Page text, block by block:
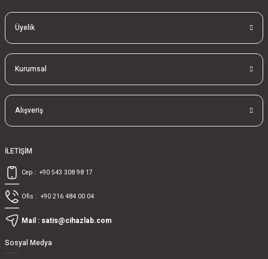
Üyelik
Kurumsal
Alışveriş
İLETİŞİM
Cep : +90 543 308 98 17
Ofis : +90 216 484 00 04
Mail : satis@cihazlab.com
Sosyal Medya